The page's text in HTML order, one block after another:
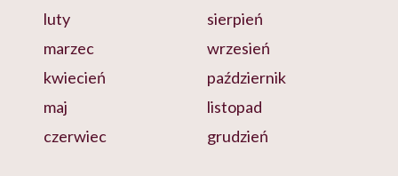
luty
marzec
kwiecień
maj
czerwiec
sierpień
wrzesień
październik
listopad
grudzień